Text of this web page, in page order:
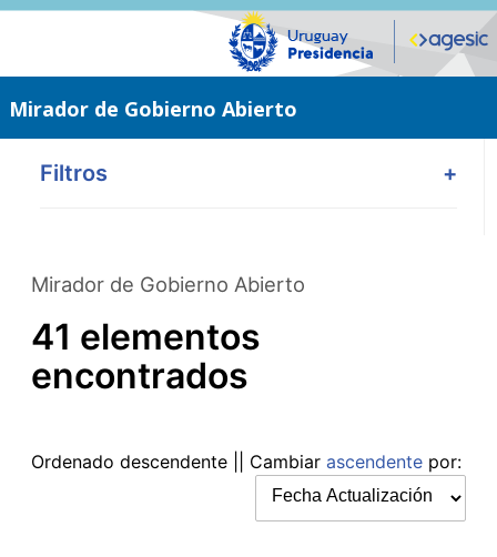
Saltar
Mirador de Gobierno Abierto
Filtros +
Mirador de Gobierno Abierto
41 elementos
encontrados
Ordenado descendente || Cambiar ascendente por: